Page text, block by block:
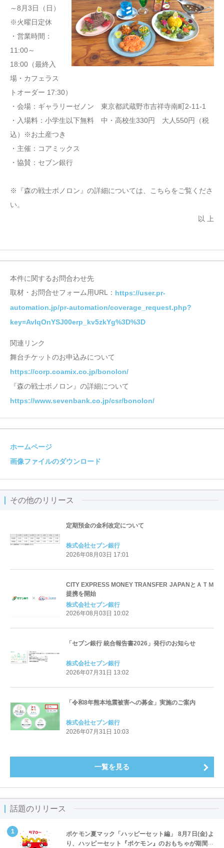
～8月3日（日）
※火曜日定休
・営業時間：
11:00～
18:00（最終入
場・カフェラス
トオーダー 17:30）
・会場：ギャラリーゼノン 東京都武蔵野市吉祥寺南町2-11-1
・入場料：小学生以下無料 中・高校生330円 大人550円（税
込）※お土産つき
・主催：コアミックス
・協賛：セブン銀行
※『森の戦士ボノロン』の詳細については、こちらをご覧くださ
い。
以 上
本件に関するお問合わせ先
取材・お問合せフォーム用URL： https://user.pr-
automation.jp/pr-automation/coverage_request.php?
key=AvIqOnYSJ00erp_kv5zkYg%3D%3D
関連リンク
舞台チケットのお申込みについて
https://corp.coamix.co.jp/bonolon/
『森の戦士ボノロン』の詳細について
https://www.sevenbank.co.jp/csr/bonolon/
ホームページ
画像ファイルのダウンロード
その他のリリース
定期預金の金利改定について
株式会社セブン銀行
2026年08月03日 17:01
CITY EXPRESS MONEY TRANSFER JAPANとＡＴＭ
提携を開始
株式会社セブン銀行
2026年08月03日 10:02
「セブン銀行 統合報告書2026」発行のお知らせ
株式会社セブン銀行
2026年07月31日 13:02
「令和8年熊本地震被害への募金」実施のご案内
株式会社セブン銀行
2026年07月31日 10:03
一覧を見る
話題のリリース
ポケモン夏マック「ハッピーセット編」 8月7日(金)よ
り、ハッピーセット『ポケモン』のおもちゃが期間限